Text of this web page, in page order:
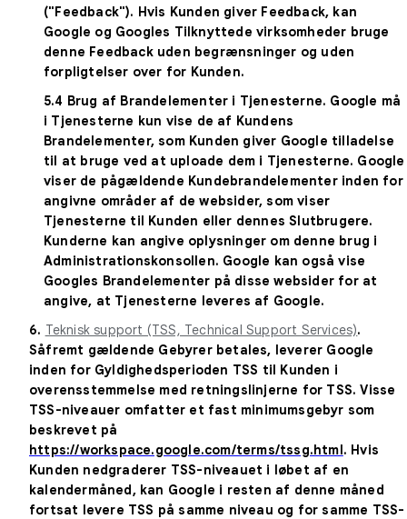
("Feedback"). Hvis Kunden giver Feedback, kan
Google og Googles Tilknyttede virksomheder bruge
denne Feedback uden begrænsninger og uden
forpligtelser over for Kunden.
5.4 Brug af Brandelementer i Tjenesterne. Google må
i Tjenesterne kun vise de af Kundens
Brandelementer, som Kunden giver Google tilladelse
til at bruge ved at uploade dem i Tjenesterne. Google
viser de pågældende Kundebrandelementer inden for
angivne områder af de websider, som viser
Tjenesterne til Kunden eller dennes Slutbrugere.
Kunderne kan angive oplysninger om denne brug i
Administrationskonsollen. Google kan også vise
Googles Brandelementer på disse websider for at
angive, at Tjenesterne leveres af Google.
6. Teknisk support (TSS, Technical Support Services).
Såfremt gældende Gebyrer betales, leverer Google
inden for Gyldighedsperioden TSS til Kunden i
overensstemmelse med retningslinjerne for TSS. Visse
TSS-niveauer omfatter et fast minimumsgebyr som
beskrevet på
https://workspace.google.com/terms/tssg.html. Hvis
Kunden nedgraderer TSS-niveauet i løbet af en
kalendermåned, kan Google i resten af denne måned
fortsat levere TSS på samme niveau og for samme TSS-